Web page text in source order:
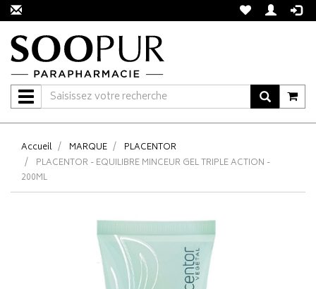
Navigation
Accueil MARQUE
PLACENTOR
PLACENTOR - EQUILIBRE MINCEUR GEL TRIPLE ACTION -
200ML